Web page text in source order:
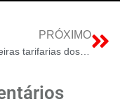
PRÓXIMO